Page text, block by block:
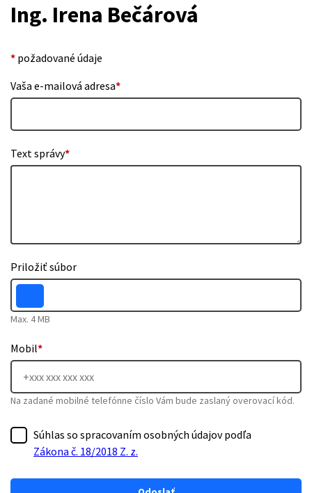
Ing. Irena Bečárová
* požadované údaje
Vaša e-mailová adresa*
Text správy*
Priložiť súbor
Max. 4 MB
Mobil*
Na zadané mobilné telefónne číslo Vám bude zaslaný overovací kód.
Súhlas so spracovaním osobných údajov podľa
Zákona č. 18/2018 Z. z.